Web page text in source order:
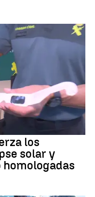
los
solar y
homologadas